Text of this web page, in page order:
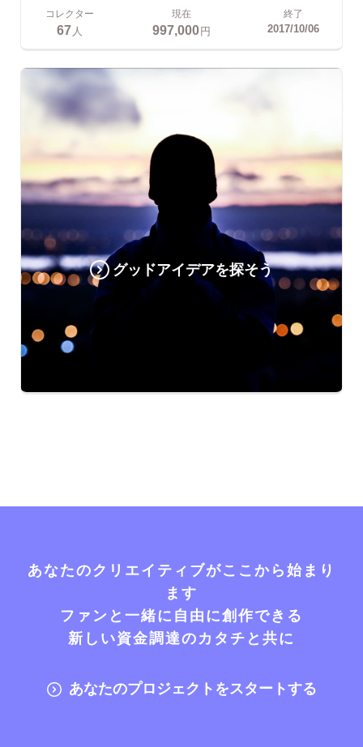
コレクター
67 人
現在
997,000円
終了
2017/10/06
グッドアイデアを探そう
あなたのクリエイティブがここから始まり
ます
ファンと一緒に自由に創作できる
新しい資金調達のカタチと共に
あなたのプロジェクトをスタートする